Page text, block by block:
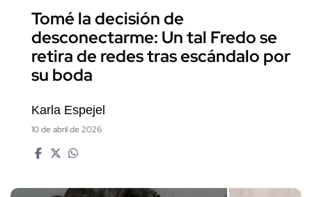
Tomé la decisión de
desconectarme: Un tal Fredo se
retira de redes tras escándalo por
su boda
Karla Espejel
10 de abril de 2026